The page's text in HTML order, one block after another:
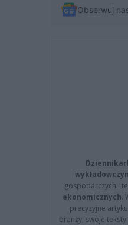
Obserwuj
gospodarczych i
ekonomicznych.
precyzyjne
branży, swoje